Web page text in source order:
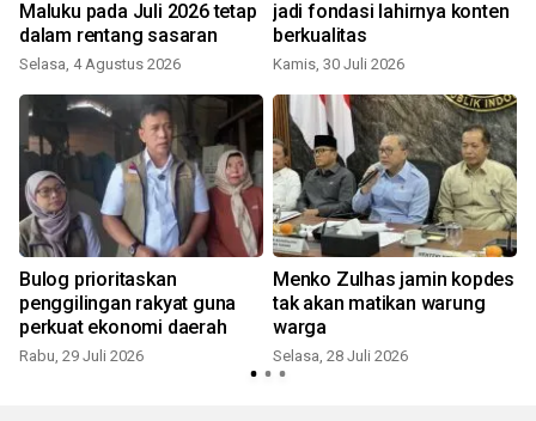
Maluku pada Juli 2026 tetap
dalam rentang sasaran
Selasa, 4 Agustus 2026
jadi fondasi lahirnya konten
berkualitas
Kamis, 30 Juli 2026
Bulog prioritaskan
penggilingan rakyat guna
perkuat ekonomi daerah
Rabu, 29 Juli 2026
Menko Zulhas jamin kopdes
tak akan matikan warung
warga
Selasa, 28 Juli 2026